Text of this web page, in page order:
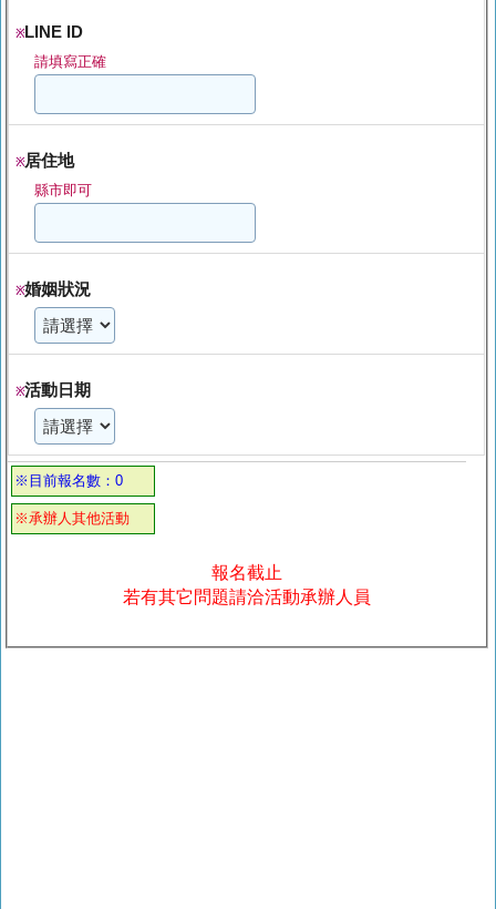
※LINE ID
請填寫正確
※居住地
縣市即可
※婚姻狀況
※活動日期
※目前報名數：0
※承辦人其他活動
報名截止
若有其它問題請洽活動承辦人員